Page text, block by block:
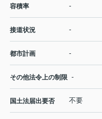
容積率 -
接道状況 -
都市計画 -
その他法令上の制限 -
国土法届出要否 不要